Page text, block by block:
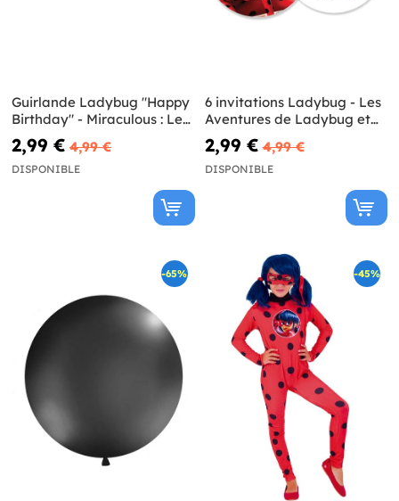
Guirlande Ladybug "Happy
Birthday" - Miraculous : Les
Aventures de Ladybug et
Chat Noir
2,99 € 4,99 €
DISPONIBLE
6 invitations Ladybug - Les
Aventures de Ladybug et
Chat Noir
2,99 € 4,99 €
DISPONIBLE
-65% -45%